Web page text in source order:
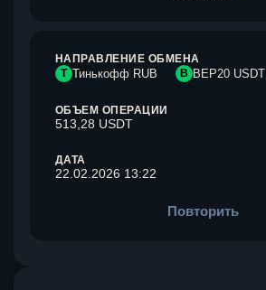
НАПРАВЛЕНИЕ ОБМЕНА
Т Тинькофф RUB B BEP20 USDT
ОБЪЕМ ОПЕРАЦИИ
513,28 USDT
ДАТА
22.02.2026 13:22
Повторить